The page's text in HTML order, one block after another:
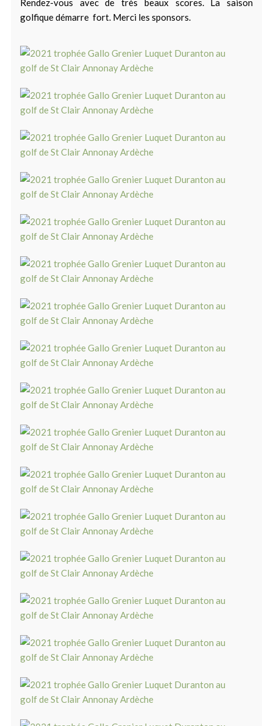
Rendez-vous avec de très beaux scores. La saison
golfique démarre fort. Merci les sponsors.